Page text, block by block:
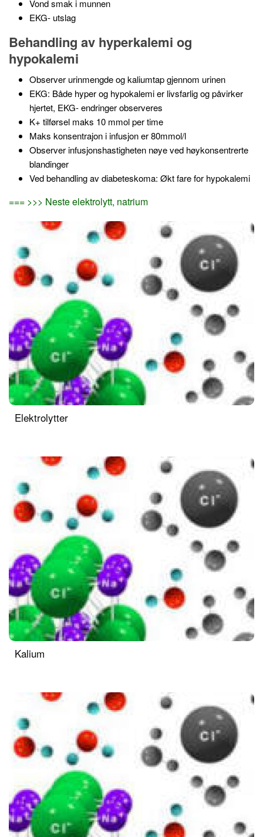
Vond smak i munnen
EKG- utslag
Behandling av hyperkalemi og
hypokalemi
Observer urinmengde og kaliumtap gjennom urinen
EKG: Både hyper og hypokalemi er livsfarlig og påvirker
hjertet, EKG- endringer observeres
K+ tilførsel maks 10 mmol per time
Maks konsentrajon i infusjon er 80mmol/l
Observer infusjonshastigheten nøye ved høykonsentrerte
blandinger
Ved behandling av diabeteskoma: Økt fare for hypokalemi
=== >>> Neste elektrolytt, natrium
Elektrolytter
Kalium